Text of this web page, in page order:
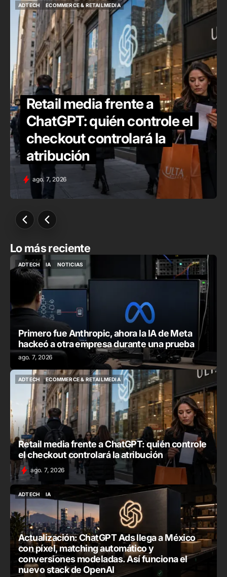
ADTECH
ADTECH
ECOMMERCE & RETAILMEDIA
ECOMMERCE & RETAILMEDIA
Retail media frente a
ChatGPT: quién controle el
checkout controlará la
atribución
ago. 7, 2026
Lo más reciente
ADTECH
ADTECH
IA
NOTICIAS
Primero fue Anthropic, ahora la IA de Meta
hackeó a otra empresa durante una prueba
ago. 7, 2026
ADTECH
ADTECH
ECOMMERCE & RETAILMEDIA
ECOMMERCE & RETAILMEDIA
Retail media frente a ChatGPT: quién controle
el checkout controlará la atribución
ago. 7, 2026
ADTECH
IA
Actualización: ChatGPT Ads llega a México
con píxel, matching automático y
conversiones modeladas. Así funciona el
nuevo stack de OpenAI